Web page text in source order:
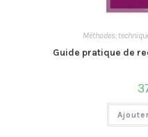
Méthodes,
Guide pratique de